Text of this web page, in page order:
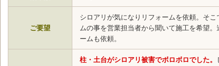
ご要望
シロアリが気になりリフォームを依頼。そ
ムの事を営業担当者から聞いて施工を希望
ームも依頼。
柱・土台がシロアリ被害でボロボロでした。